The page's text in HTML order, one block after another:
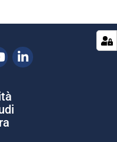
YoutubeLinkedin